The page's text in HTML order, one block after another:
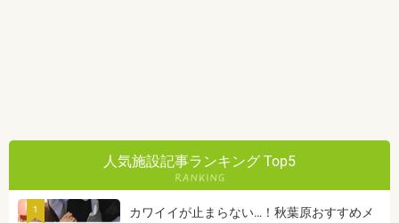
人気施設記事ランキング Top5
1
カワイイが止まらない…！秋葉原おすすめメ